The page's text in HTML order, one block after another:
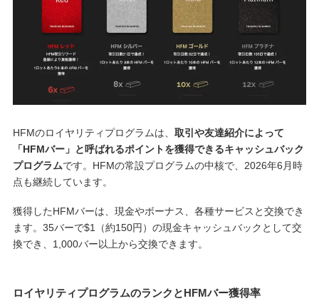
HFMのロイヤリティプログラムは、 取引や友達紹介によって
「HFMバー」と呼ばれるポイントを獲得できるキャッシュバック
プログラムです。HFMの常設プログラムの中核で、2026年6月時
点も継続しています。
獲得したHFMバーは、現金やボーナス、各種サービスと交換でき
ます。35バーで$1（約150円）の現金キャッシュバックとして交
換でき、1,000バー以上から交換できます。
ロイヤリティプログラムのランクとHFMバー獲得率